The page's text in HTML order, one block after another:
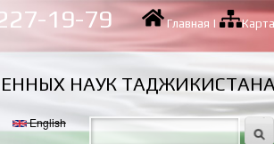
227-19-79 Главная |
НАУК
English